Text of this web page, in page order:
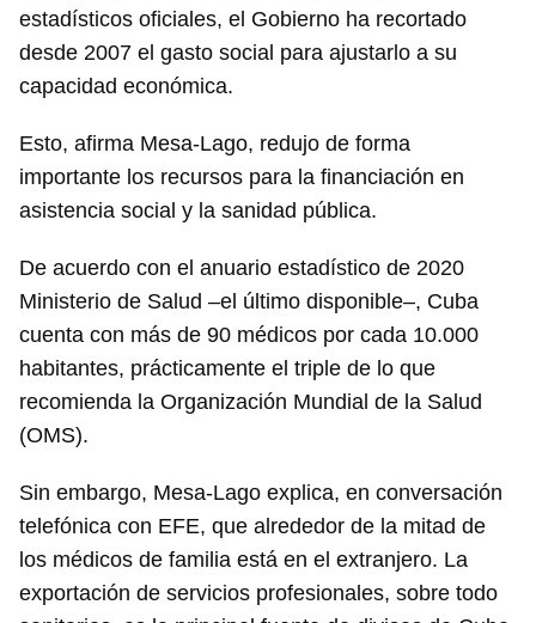
estadísticos oficiales, el Gobierno ha recortado
desde 2007 el gasto social para ajustarlo a su
capacidad económica.
Esto, afirma Mesa-Lago, redujo de forma
importante los recursos para la financiación en
asistencia social y la sanidad pública.
De acuerdo con el anuario estadístico de 2020
Ministerio de Salud –el último disponible–, Cuba
cuenta con más de 90 médicos por cada 10.000
habitantes, prácticamente el triple de lo que
recomienda la Organización Mundial de la Salud
(OMS).
Sin embargo, Mesa-Lago explica, en conversación
telefónica con EFE, que alrededor de la mitad de
los médicos de familia está en el extranjero. La
exportación de servicios profesionales, sobre todo